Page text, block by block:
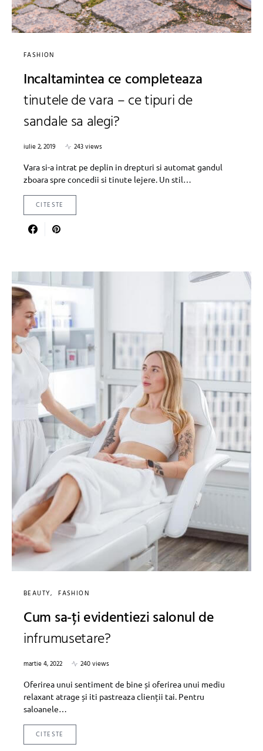
FASHION
Incaltamintea ce completeaza
tinutele de vara – ce tipuri de
sandale sa alegi?
iulie 2, 2019
243 views
Vara si-a intrat pe deplin in drepturi si automat gandul
zboara spre concedii si tinute lejere. Un stil…
CITESTE
BEAUTY FASHION
Cum sa-ți evidentiezi salonul de
infrumusetare?
martie 4, 2022
240 views
Oferirea unui sentiment de bine și oferirea unui mediu
relaxant atrage și iti pastreaza clienții tai. Pentru
saloanele…
CITESTE